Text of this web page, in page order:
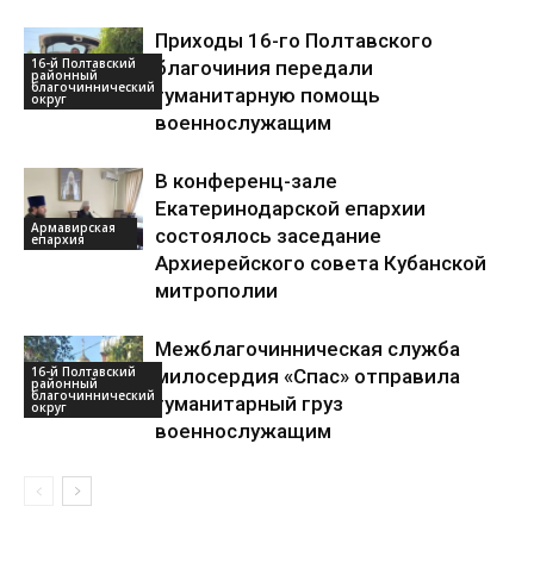
16-й Полтавский
районный
благочиннический
округ
Приходы 16-го Полтавского
благочиния передали
гуманитарную помощь
военнослужащим
Армавирская
епархия
В конференц-зале
Екатеринодарской епархии
состоялось заседание
Архиерейского совета Кубанской
митрополии
16-й Полтавский
районный
благочиннический
округ
Межблагочинническая служба
милосердия «Спас» отправила
гуманитарный груз
военнослужащим